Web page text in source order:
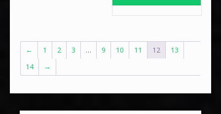
← 1 2 3 … 9 10 11 12
13
14
→